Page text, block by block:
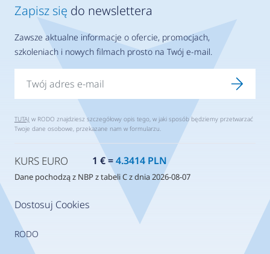
Dostosuj Cookies
RODO
Zapisz się do newslettera
Zawsze aktualne informacje o ofercie, promocjach,
szkoleniach i nowych filmach prosto na Twój e-mail.
TUTAJ w RODO znajdziesz szczegółowy opis tego, w jaki sposób będziemy przetwarzać
Twoje dane osobowe, przekazane nam w formularzu.
KURS EURO 1 € =4.3414 PLN
Dane pochodzą z NBP z tabeli C z dnia 2026-08-07